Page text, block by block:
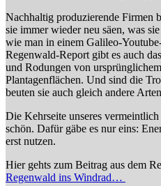
Nachhaltig produzierende Firmen
sie immer wieder neu säen, was
wie man in einem Galileo-
Regenwald-Report gibt es auch
und Rodungen von
Plantagenflächen. Und sind die
beuten sie auch gleich andere
Die Kehrseite unseres
schön. Dafür gäbe es nur eins:
erst nutzen.
Hier gehts zum Beitrag aus dem
Regenwald ins Windrad…